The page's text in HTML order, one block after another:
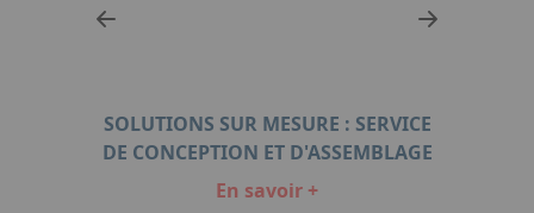
SOLUTIONS SUR MESURE : SERVICE
DE CONCEPTION ET D'ASSEMBLAGE
En savoir +